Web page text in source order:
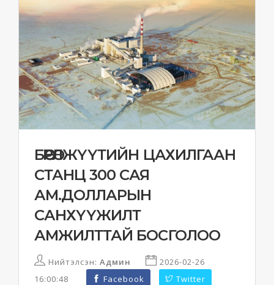
БӨӨРӨЛЖҮҮТИЙН ЦАХИЛГААН
СТАНЦ 300 САЯ
АМ.ДОЛЛАРЫН
САНХҮҮЖИЛТ
АМЖИЛТТАЙ БОСГОЛОО
Нийтэлсэн: Админ
2026-02-26
16:00:48
Facebook Twitter